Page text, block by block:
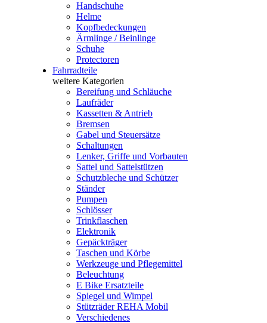
Handschuhe
Helme
Kopfbedeckungen
Ärmlinge / Beinlinge
Schuhe
Protectoren
Fahrradteile
weitere Kategorien
Bereifung und Schläuche
Laufräder
Kassetten & Antrieb
Bremsen
Gabel und Steuersätze
Schaltungen
Lenker, Griffe und Vorbauten
Sattel und Sattelstützen
Schutzbleche und Schützer
Ständer
Pumpen
Schlösser
Trinkflaschen
Elektronik
Gepäckträger
Taschen und Körbe
Werkzeuge und Pflegemittel
Beleuchtung
E Bike Ersatzteile
Spiegel und Wimpel
Stützräder REHA Mobil
Verschiedenes